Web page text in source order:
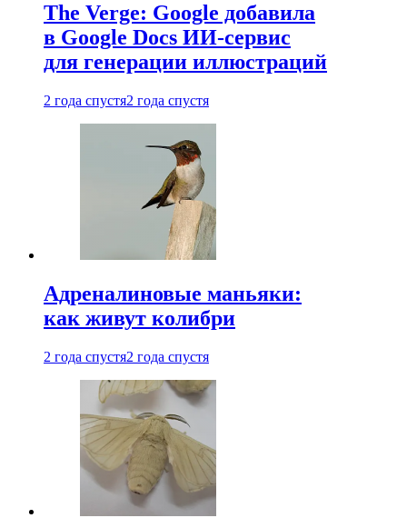
The Verge: Google добавила
в Google Docs ИИ-сервис
для генерации иллюстраций
2 года спустя2 года спустя
Адреналиновые маньяки:
как живут колибри
2 года спустя2 года спустя